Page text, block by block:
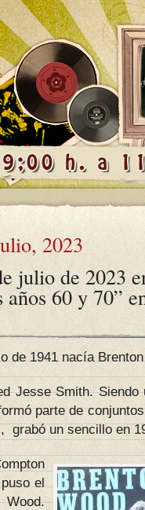
2023
julio de 2023
60 y 70”
de 1941 nacía
Jesse Smith.
parte de
grabó un sencillo en
el